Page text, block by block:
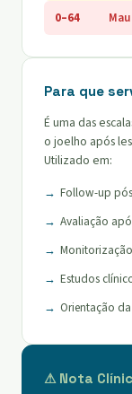
0–64 Mau
Para que
É uma das
o joelho após
Utilizado em:
Follow-up
Avaliação
Estudos
Orientação
⚠ Nota